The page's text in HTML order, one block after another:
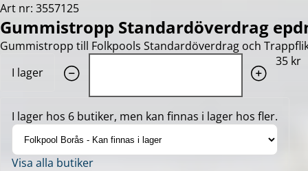
Art nr: 3557125
Gummistropp Standardöverdrag
Gummistropp till Folkpools Standardöverdrag och
I lager
35 kr
I lager hos 6 butiker, men kan finnas i lager hos fler.
Visa alla butiker